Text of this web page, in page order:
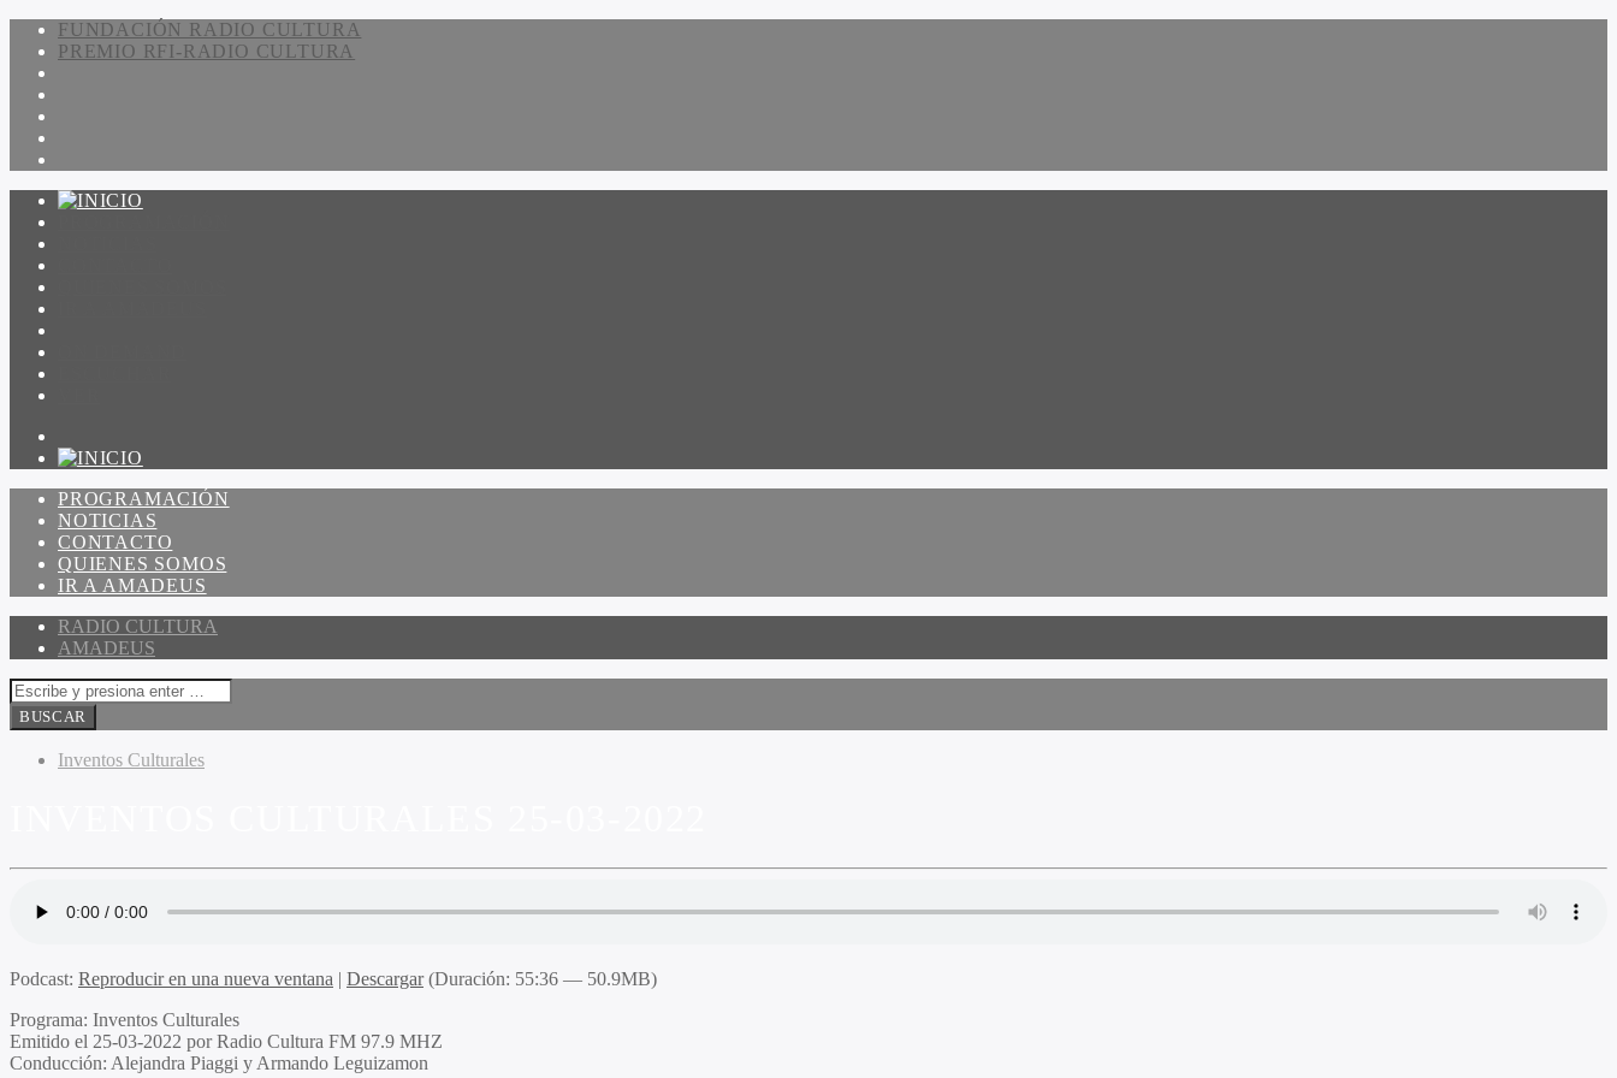
FUNDACIÓN RADIO CULTURA
PREMIO RFI-RADIO CULTURA
PROGRAMACIÓN
NOTICIAS
CONTACTO
QUIENES SOMOS
IR A AMADEUS
RADIO CULTURA
AMADEUS
Inventos Culturales
Podcast: Reproducir en una nueva ventana | Descargar(Duración: 55:36 — 50.9MB)
Programa: Inventos Culturales
Emitido el 25-03-2022 por Radio Cultura FM 97.9 MHZ
Conducción: Alejandra Piaggi y Armando Leguizamon